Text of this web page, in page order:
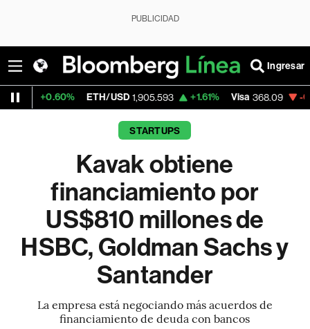
PUBLICIDAD
Ingresar
ETH/USD 1,905.593 +1.61% Visa 368.09 -0.41%
STARTUPS
Kavak obtiene
financiamiento por
US$810 millones de
HSBC, Goldman Sachs y
Santander
La empresa está negociando más acuerdos de
financiamiento de deuda con bancos